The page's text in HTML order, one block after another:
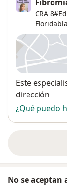
CRA
Este
dirección
¿Qué puedo
No se aceptan